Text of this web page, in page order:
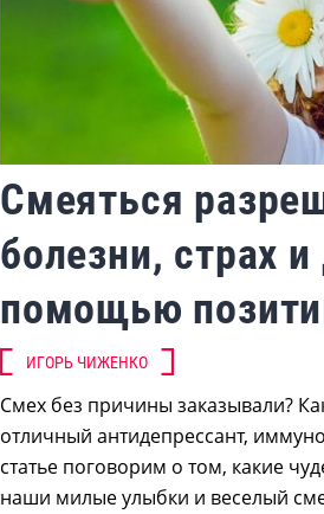
Смеяться
болезни, страх
помощью
ИГОРЬ ЧИЖЕНКО
Смех без причины заказывали?
отличный антидепрессант,
статье поговорим о том, какие
наши милые улыбки и веселый